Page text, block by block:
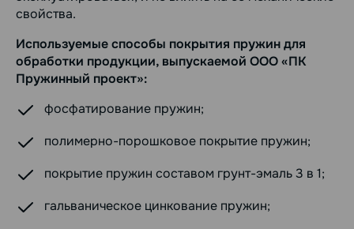
свойства.
Используемые способы покрытия пружин для
обработки продукции, выпускаемой ООО «ПК
Пружинный проект»:
фосфатирование пружин;
полимерно-порошковое покрытие пружин;
покрытие пружин составом грунт-эмаль 3 в 1;
гальваническое цинкование пружин;